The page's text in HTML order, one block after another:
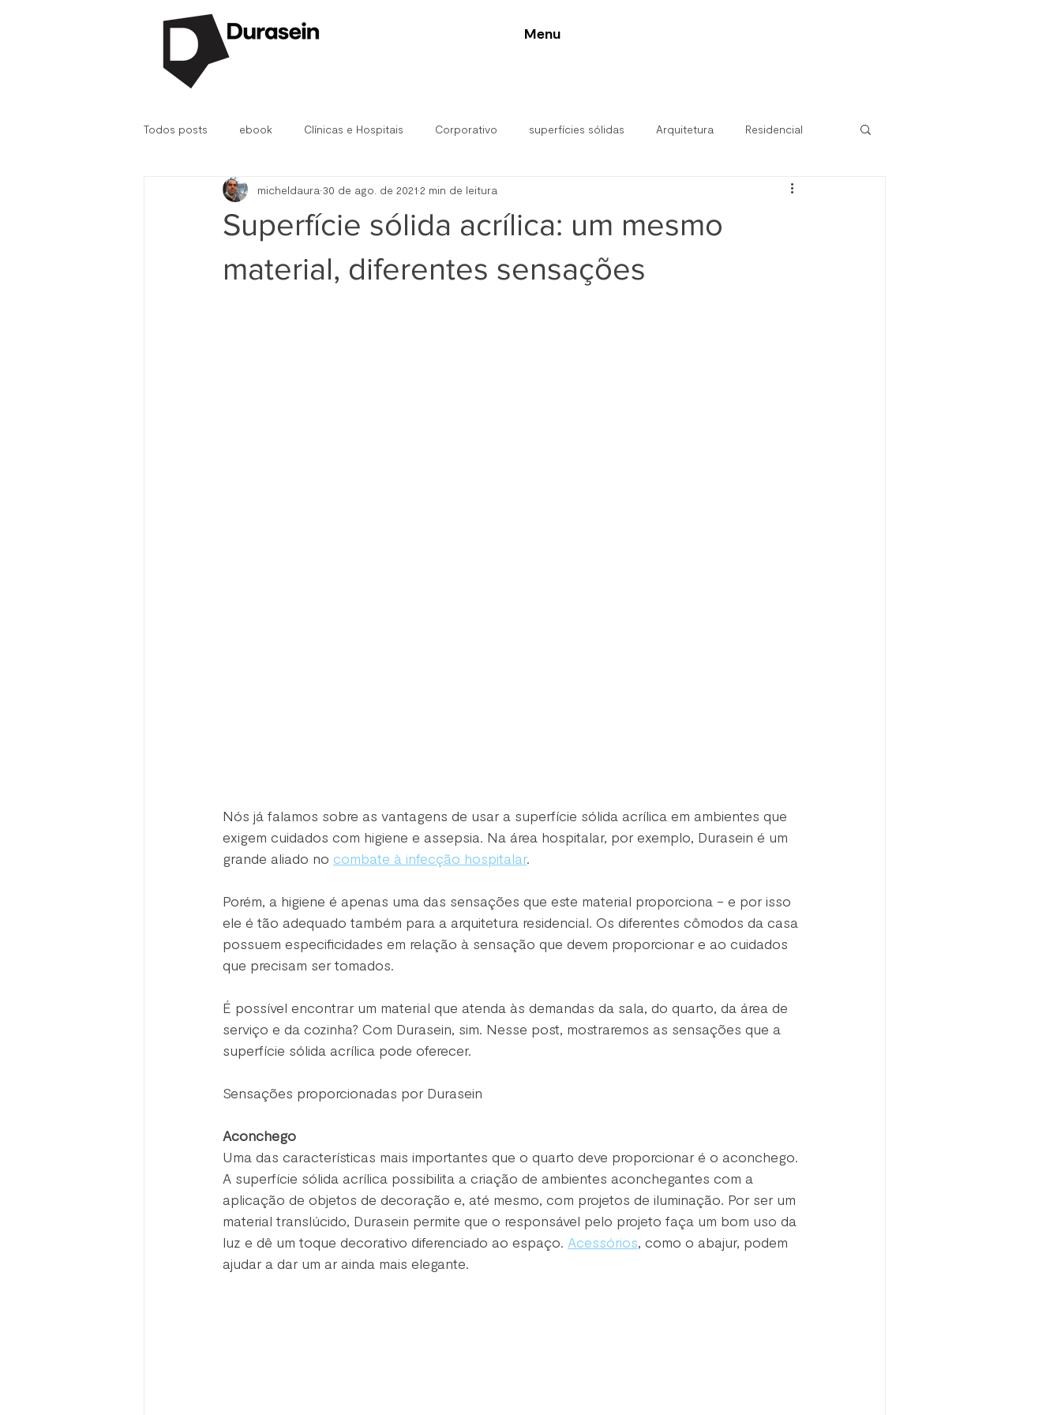
Menu
Todos posts ebook Clínicas e Hospitais Corporativo superfícies sólidas Arquitetura Residencial
Durasein® D.Fab Hospitalar
Superfície sólida acrílica: um mesmo
material, diferentes sensações
micheldaura 30 de ago. de 2021 2 min de leitura
Nós já falamos sobre as vantagens de usar a superfície sólida acrílica em ambientes que
exigem cuidados com higiene e assepsia. Na área hospitalar, por exemplo, Durasein é um
grande aliado no combate à infecção hospitalar.
Porém, a higiene é apenas uma das sensações que este material proporciona - e por isso
ele é tão adequado também para a arquitetura residencial. Os diferentes cômodos da casa
possuem especificidades em relação à sensação que devem proporcionar e ao cuidados
que precisam ser tomados.
É possível encontrar um material que atenda às demandas da sala, do quarto, da área de
serviço e da cozinha? Com Durasein, sim. Nesse post, mostraremos as sensações que a
superfície sólida acrílica pode oferecer.
Sensações proporcionadas por Durasein
Aconchego
Uma das características mais importantes que o quarto deve proporcionar é o aconchego.
A superfície sólida acrílica possibilita a criação de ambientes aconchegantes com a
aplicação de objetos de decoração e, até mesmo, com projetos de iluminação. Por ser um
material translúcido, Durasein permite que o responsável pelo projeto faça um bom uso da
luz e dê um toque decorativo diferenciado ao espaço. Acessórios, como o abajur, podem
ajudar a dar um ar ainda mais elegante.